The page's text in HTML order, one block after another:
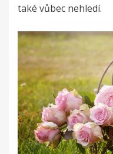
také vůbec nehledí.